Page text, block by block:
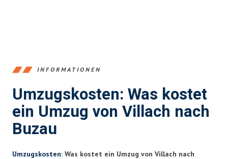
INFORMATIONEN
Umzugskosten: Was kostet
ein Umzug von Villach nach
Buzau
Umzugskosten: Was kostet ein Umzug von Villach nach